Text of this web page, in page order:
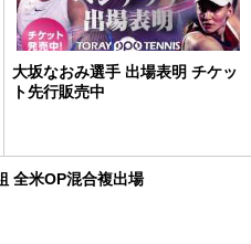
大坂なおみ選手 出場表明 チケッ
ト先行販売中
全米OP混合複出場